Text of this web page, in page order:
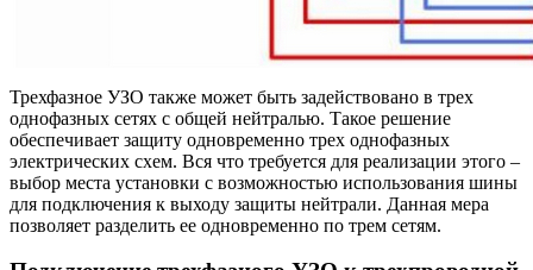
Трехфазное УЗО также может быть задействовано в трех
однофазных сетях с общей нейтралью. Такое решение
обеспечивает защиту одновременно трех однофазных
электрических схем. Вся что требуется для реализации этого –
выбор места установки с возможностью использования шины
для подключения к выходу защиты нейтрали. Данная мера
позволяет разделить ее одновременно по трем сетям.